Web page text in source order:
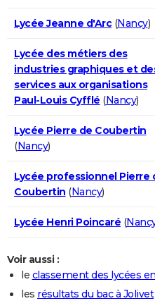
Lycée Jeanne d'Arc(Nancy)
Lycée des métiers des
industries graphiques et
services aux organisations
Paul-Louis Cyfflé (Nancy)
Lycée Pierre de Coubertin
(Nancy)
Lycée professionnel Pierre
Coubertin (Nancy)
Lycée Henri Poincaré (
Voir aussi :
le classement des lycées
les résultats du bac à Jolivet